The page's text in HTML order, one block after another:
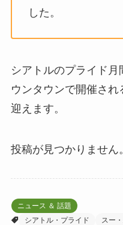
した。
シアトルのプライド
ウンタウンで開催さ
迎えます。
投稿が見つかりません。
ニュース ＆ 話題
シアトル・プライド
スー